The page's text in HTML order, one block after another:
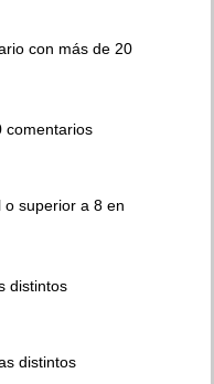
con más de 20
comentarios
o superior a 8 en
distintos
distintos